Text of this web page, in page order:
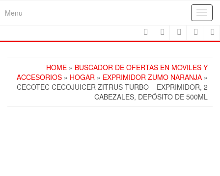
Menu
HOME » BUSCADOR DE OFERTAS EN MOVILES Y
ACCESORIOS » HOGAR » EXPRIMIDOR ZUMO NARANJA »
CECOTEC CECOJUICER ZITRUS TURBO – EXPRIMIDOR, 2
CABEZALES, DEPÓSITO DE 500ML